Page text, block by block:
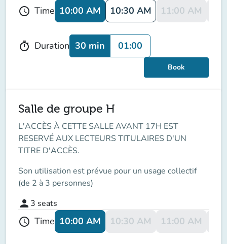
schedule Time 10:00 AM 10:30 AM 11:00 AM
timer Duration 30 min 01:00
Book
Salle de groupe H
L'ACCÈS À CETTE SALLE AVANT 17H EST
RESERVÉ AUX LECTEURS TITULAIRES D'UN
TITRE D'ACCÈS.
Son utilisation est prévue pour un usage collectif
(de 2 à 3 personnes)
person 3 seats
schedule Time 10:00 AM 10:30 AM 11:00 AM